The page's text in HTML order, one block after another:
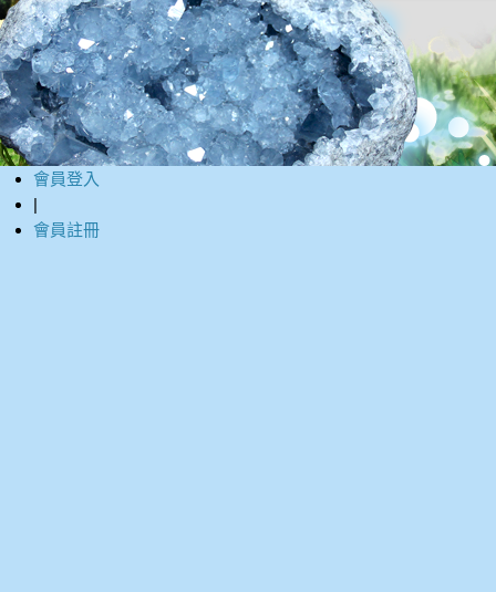
會員登入
|
會員註冊